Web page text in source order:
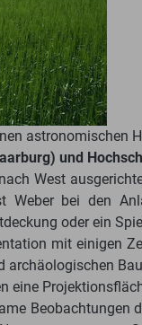
astronomischen
und
West
Weber bei den
oder ein
mit einigen
eine